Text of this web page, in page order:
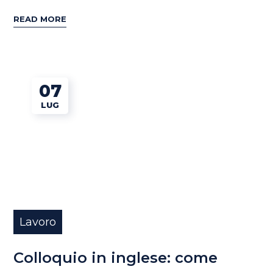
READ MORE
07
LUG
Lavoro
Colloquio in inglese: come